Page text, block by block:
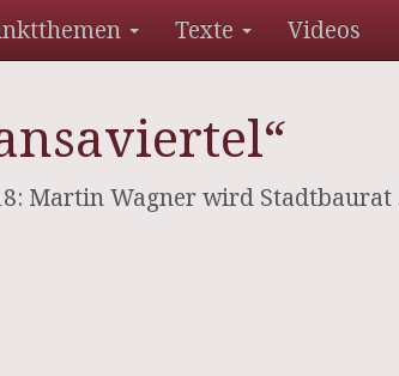
Texte Videos
Martin Wagner wird Stadtbaurat